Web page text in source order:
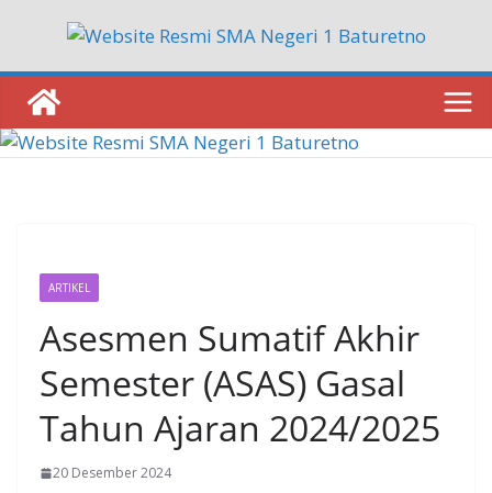
content
ARTIKEL
Asesmen Sumatif Akhir
Semester (ASAS) Gasal
Tahun Ajaran 2024/2025
20 Desember 2024